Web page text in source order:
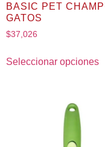
BASIC PET
GATOS
$37,026
Seleccionar opciones